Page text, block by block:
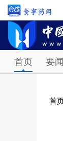
首页 要闻
首